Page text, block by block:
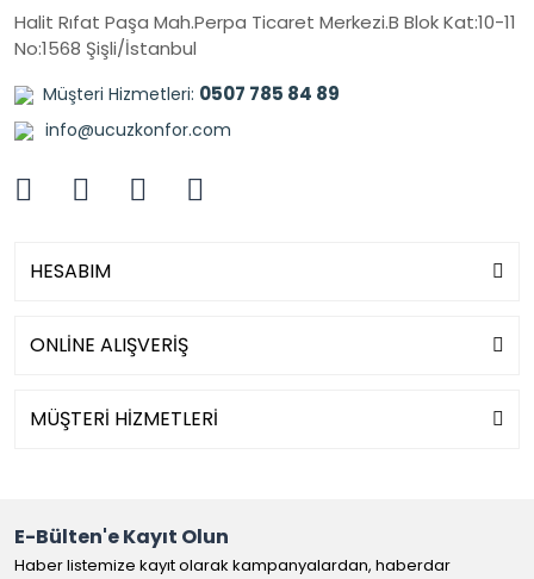
Halit Rıfat Paşa Mah.Perpa Ticaret Merkezi.B Blok Kat:10-11
No:1568 Şişli/İstanbul
Müşteri Hizmetleri: 0507 785 84 89
info@ucuzkonfor.com
HESABIM
ONLİNE ALIŞVERİŞ
MÜŞTERİ HİZMETLERİ
E-Bülten'e Kayıt Olun
Haber listemize kayıt olarak kampanyalardan, haberdar